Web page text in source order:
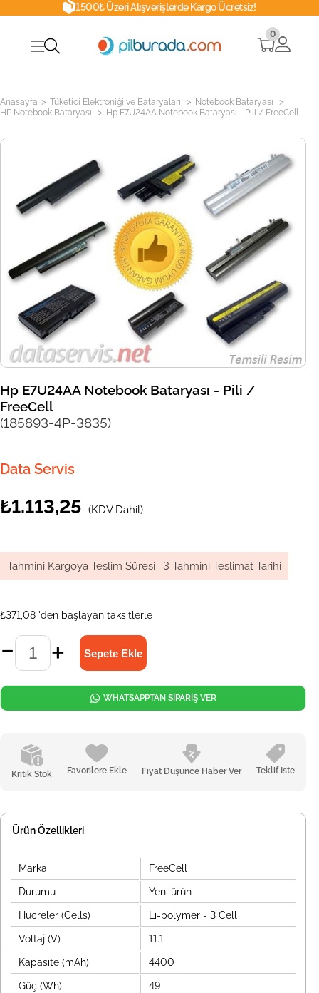
1500₺ Üzeri Alışverişlerde Kargo Ücretsiz!
0
Anasayfa > Tüketici Elektroniği ve Bataryaları > Notebook Bataryası >
HP Notebook Bataryası > Hp E7U24AA Notebook Bataryası - Pili / FreeCell
Hp E7U24AA Notebook Bataryası - Pili /
FreeCell
(185893-4P-3835)
Data Servis
₺1.113,25 (KDV Dahil)
Tahmini Kargoya Teslim Süresi : 3 Tahmini Teslimat Tarihi
₺371,08 'den başlayan taksitlerle
Kritik Stok Favorilere Ekle Fiyat Düşünce Haber Ver Teklif İste
WHATSAPPTAN SİPARİŞ VER
Ürün Özellikleri
Marka FreeCell
Durumu Yeni ürün
Hücreler (Cells) Li-polymer - 3 Cell
Voltaj (V) 11.1
Kapasite (mAh) 4400
Güç (Wh) 49